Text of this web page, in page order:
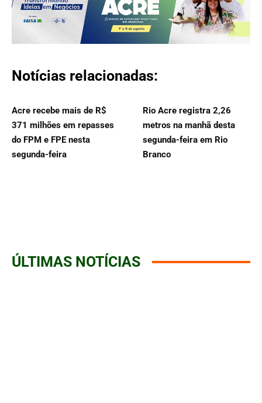
Notícias relacionadas:
Acre recebe mais de R$
371 milhões em repasses
do FPM e FPE nesta
segunda-feira
Rio Acre registra 2,26
metros na manhã desta
segunda-feira em Rio
Branco
ÚLTIMAS NOTÍCIAS